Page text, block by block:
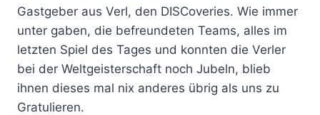
Gastgeber aus Verl, den DISCoveries. Wie immer
unter gaben, die befreundeten Teams, alles im
letzten Spiel des Tages und konnten die Verler
bei der Weltgeisterschaft noch Jubeln, blieb
ihnen dieses mal nix anderes übrig als uns zu
Gratulieren.